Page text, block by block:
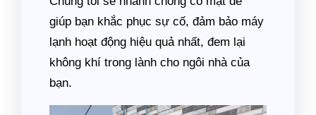
giúp bạn khắc phục sự cố, đảm bảo máy
lạnh hoạt động hiệu quả nhất, đem lại
không khí trong lành cho ngôi nhà của
bạn.